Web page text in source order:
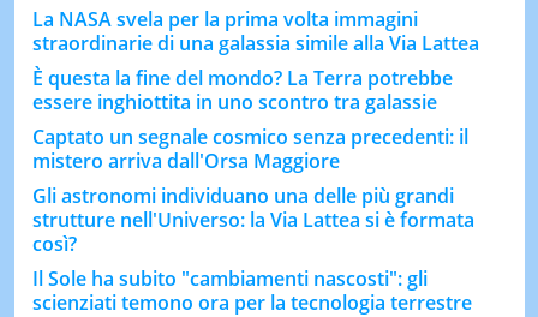
La NASA svela per la prima volta immagini
straordinarie di una galassia simile alla Via Lattea
È questa la fine del mondo? La Terra potrebbe
essere inghiottita in uno scontro tra galassie
Captato un segnale cosmico senza precedenti: il
mistero arriva dall'Orsa Maggiore
Gli astronomi individuano una delle più grandi
strutture nell'Universo: la Via Lattea si è formata
così?
Il Sole ha subito "cambiamenti nascosti": gli
scienziati temono ora per la tecnologia terrestre